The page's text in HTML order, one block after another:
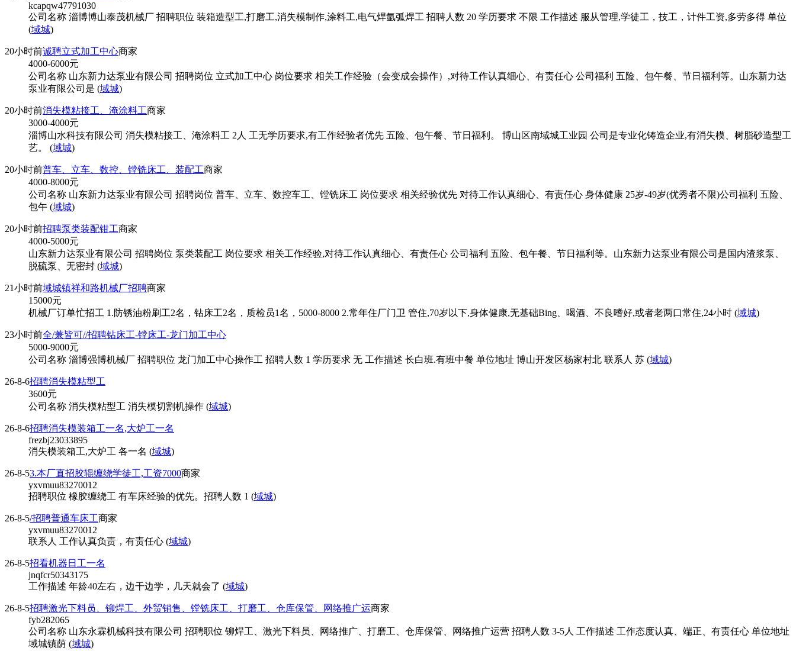
kcapqw47791030
公司名称 淄博博山泰茂机械厂 招聘职位 装箱造型工,打磨工,消失模制作,涂料工,电气焊氩弧焊工 招聘人数 20 学历要求 不限 工作描述 服从管理,学徒工，技工，计件工资,多劳多得 单位
(域城)
20小时前诚聘立式加工中心商家
4000-6000元
公司名称 山东新力达泵业有限公司 招聘岗位 立式加工中心 岗位要求 相关工作经验（会变成会操作）,对待工作认真细心、有责任心 公司福利 五险、包午餐、节日福利等。山东新力达
泵业有限公司是 (域城)
20小时前消失模粘接工、淹涂料工商家
3000-4000元
淄博山水科技有限公司 消失模粘接工、淹涂料工 2人 工无学历要求,有工作经验者优先 五险、包午餐、节日福利。 博山区南域城工业园 公司是专业化铸造企业,有消失模、树脂砂造型工
艺。 (域城)
20小时前普车、立车、数控、镗铣床工、装配工商家
4000-8000元
公司名称 山东新力达泵业有限公司 招聘岗位 普车、立车、数控车工、镗铣床工 岗位要求 相关经验优先 对待工作认真细心、有责任心 身体健康 25岁-49岁(优秀者不限)公司福利 五险、
包午 (域城)
20小时前招聘泵类装配钳工商家
4000-5000元
山东新力达泵业有限公司 招聘岗位 泵类装配工 岗位要求 相关工作经验,对待工作认真细心、有责任心 公司福利 五险、包午餐、节日福利等。山东新力达泵业有限公司是国内渣浆泵、
脱硫泵、无密封 (域城)
21小时前域城镇祥和路机械厂招聘商家
15000元
机械厂订单忙招工 1.防锈油粉刷工2名，钻床工2名，质检员1名，5000-8000 2.常年住厂门卫 管住,70岁以下,身体健康,无基础Bing、喝酒、不良嗜好,或者老两口常住,24小时 (域城)
23小时前全/兼皆可//招聘钻床工-镗床工-龙门加工中心
5000-9000元
公司名称 淄博强博机械厂 招聘职位 龙门加工中心操作工 招聘人数 1 学历要求 无 工作描述 长白班.有班中餐 单位地址 博山开发区杨家村北 联系人 苏 (域城)
26-8-6招聘消失模粘型工
3600元
公司名称 消失模粘型工 消失模切割机操作 (域城)
26-8-6招聘消失模装箱工一名,大炉工一名
frezbj23033895
消失模装箱工,大炉工 各一名 (域城)
26-8-53.本厂直招胶辊缠绕学徒工,工资7000商家
yxvmuu83270012
招聘职位 橡胶缠绕工 有车床经验的优先。招聘人数 1 (域城)
26-8-5/招聘普通车床工商家
yxvmuu83270012
联系人 工作认真负责，有责任心 (域城)
26-8-5招看机器日工一名
jnqfcr50343175
工作描述 年龄40左右，边干边学，几天就会了 (域城)
26-8-5招聘激光下料员、铆焊工、外贸销售、镗铣床工、打磨工、仓库保管、网络推广运商家
fyb282065
公司名称 山东永霖机械科技有限公司 招聘职位 铆焊工、激光下料员、网络推广、打磨工、仓库保管、网络推广运营 招聘人数 3-5人 工作描述 工作态度认真、端正、有责任心 单位地址
域城镇荫 (域城)